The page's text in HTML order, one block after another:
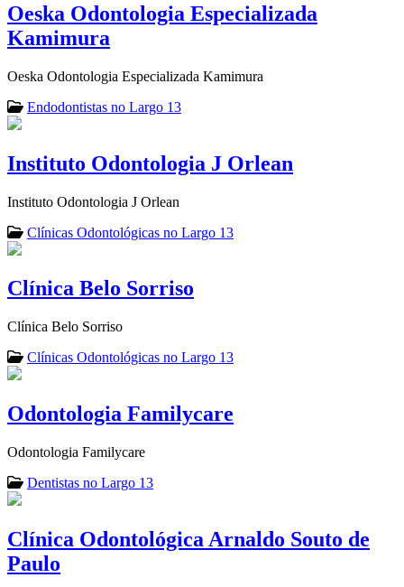
Oeska Odontologia Especializada
Kamimura
Oeska Odontologia Especializada Kamimura
Endodontistas no Largo 13
Instituto Odontologia J Orlean
Instituto Odontologia J Orlean
Clínicas Odontológicas no Largo 13
Clínica Belo Sorriso
Clínica Belo Sorriso
Clínicas Odontológicas no Largo 13
Odontologia Familycare
Odontologia Familycare
Dentistas no Largo 13
Clínica Odontológica Arnaldo Souto de
Paulo